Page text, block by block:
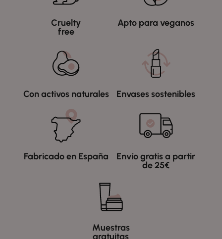
Cruelty
free
Apto para veganos
Con activos naturales Envases sostenibles
Fabricado en España
Envío gratis a partir
de 25€
Muestras
gratuitas